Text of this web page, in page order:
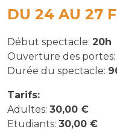
DU 24 AU 27
Début spectacle: 20h
Ouverture des portes:
Durée du spectacle:
Tarifs:
Adultes: 30,00 €
Etudiants: 30,00 €